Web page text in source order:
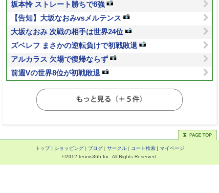
坂本怜 ストレート勝ちで8強
【告知】大坂なおみvsメルテンス
大坂なおみ 次戦の相手は世界24位
ズベレフ まさかの逆転負けで初戦敗退
アルカラス 欠場で復帰ならず
前週Vの世界8位が初戦敗退
トップ| ショッピング| ブログ| サークル| コート検索| マイページ
©2012 tennis365 Inc. All Rights Reserved.